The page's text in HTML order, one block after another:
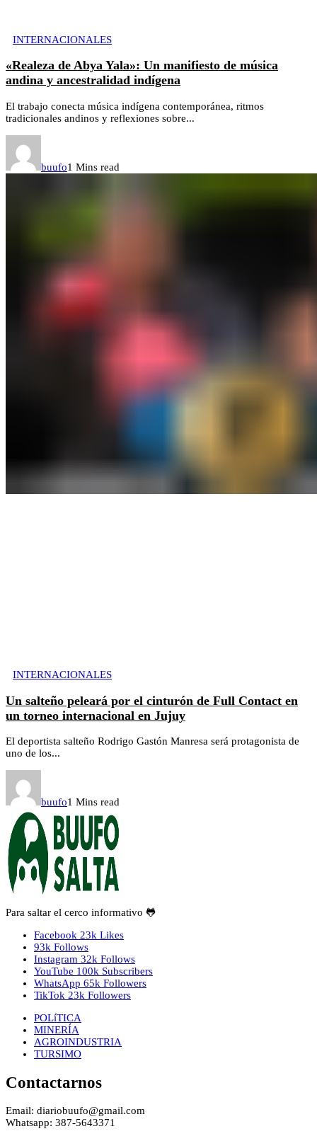
INTERNACIONALES
«Realeza de Abya Yala»: Un manifiesto de música
andina y ancestralidad indígena
El trabajo conecta música indígena contemporánea, ritmos
tradicionales andinos y reflexiones sobre...
buufo1 Mins read
INTERNACIONALES
Un salteño peleará por el cinturón de Full Contact en
un torneo internacional en Jujuy
El deportista salteño Rodrigo Gastón Manresa será protagonista de
uno de los...
buufo1 Mins read
Para saltar el cerco informativo 🐸
Facebook 23k Likes
93k Follows
Instagram 32k Follows
YouTube 100k Subscribers
WhatsApp 65k Followers
TikTok 23k Followers
POLíTICA
MINERÍA
AGROINDUSTRIA
TURSIMO
Contactarnos
Email: diariobuufo@gmail.com
Whatsapp: 387-5643371